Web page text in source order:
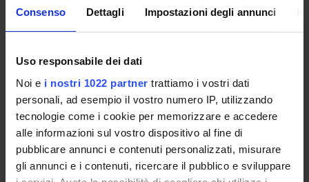
Consenso Dettagli Impostazioni degli annunci
Uso responsabile dei dati
Noi e i nostri 1022 partner trattiamo i vostri dati
personali, ad esempio il vostro numero IP, utilizzando
tecnologie come i cookie per memorizzare e accedere
alle informazioni sul vostro dispositivo al fine di
pubblicare annunci e contenuti personalizzati, misurare
gli annunci e i contenuti, ricercare il pubblico e sviluppare
Course news
Seminars related to the course
LESSON TIMETABLE
Go to lesson schedule
Overview